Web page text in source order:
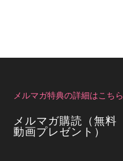
メルマガ特典の詳細はこちら
メルマガ購読（無料
動画プレゼント）